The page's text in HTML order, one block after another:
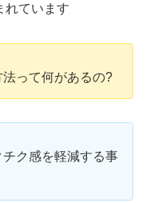
れています
って何があるの?
ク感を軽減する事